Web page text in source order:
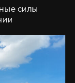
силы